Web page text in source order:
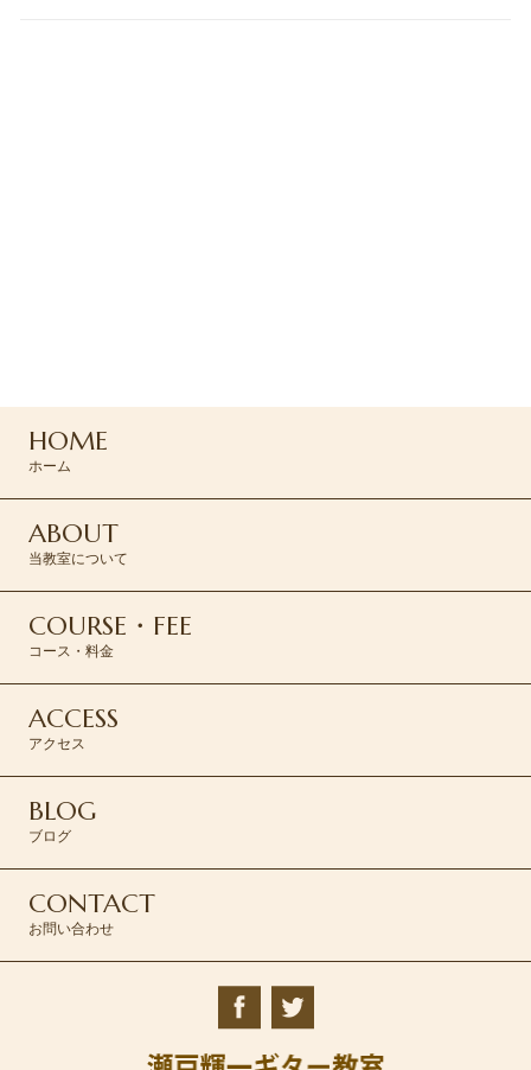
HOME
ホーム
ABOUT
当教室について
COURSE・FEE
コース・料金
ACCESS
アクセス
BLOG
ブログ
CONTACT
お問い合わせ